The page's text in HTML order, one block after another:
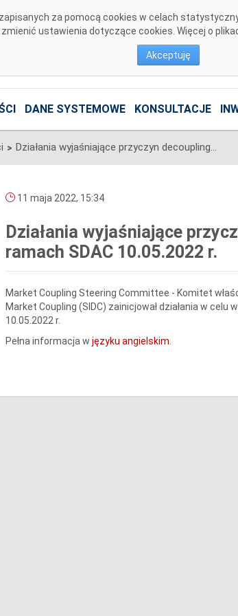
za pomocą cookies w celach
ustawienia dotyczące cookies. Więcej o
Akceptuję
DANE SYSTEMOWE KONSULTACJE
> Działania wyjaśniające przyczyn decouplingu, do którego doszło w ramach SDAC 10.05.2022 r.
11 maja 2022, 15:34
Działania wyjaśniające
ramach SDAC 10.05.2022 r.
Market Coupling Steering Committee - Komitet
Market Coupling (SIDC) zainicjował działania w
10.05.2022 r.
Pełna informacja w języku angielskim